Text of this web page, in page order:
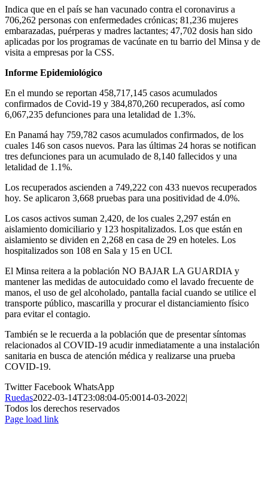
Indica que en el país se han vacunado contra el coronavirus a
706,262 personas con enfermedades crónicas; 81,236 mujeres
embarazadas, puérperas y madres lactantes; 47,702 dosis han sido
aplicadas por los programas de vacúnate en tu barrio del Minsa y de
visita a empresas por la CSS.
Informe Epidemiológico
En el mundo se reportan 458,717,145 casos acumulados
confirmados de Covid-19 y 384,870,260 recuperados, así como
6,067,235 defunciones para una letalidad de 1.3%.
En Panamá hay 759,782 casos acumulados confirmados, de los
cuales 146 son casos nuevos. Para las últimas 24 horas se notifican
tres defunciones para un acumulado de 8,140 fallecidos y una
letalidad de 1.1%.
Los recuperados ascienden a 749,222 con 433 nuevos recuperados
hoy. Se aplicaron 3,668 pruebas para una positividad de 4.0%.
Los casos activos suman 2,420, de los cuales 2,297 están en
aislamiento domiciliario y 123 hospitalizados. Los que están en
aislamiento se dividen en 2,268 en casa de 29 en hoteles. Los
hospitalizados son 108 en Sala y 15 en UCI.
El Minsa reitera a la población NO BAJAR LA GUARDIA y
mantener las medidas de autocuidado como el lavado frecuente de
manos, el uso de gel alcoholado, pantalla facial cuando se utilice el
transporte público, mascarilla y procurar el distanciamiento físico
para evitar el contagio.
También se le recuerda a la población que de presentar síntomas
relacionados al COVID-19 acudir inmediatamente a una instalación
sanitaria en busca de atención médica y realizarse una prueba
COVID-19.
TwitterFacebook WhatsApp
Ruedas2022-03-14T23:08:04-05:0014-03-2022|
Todos los derechos reservados
Page load link